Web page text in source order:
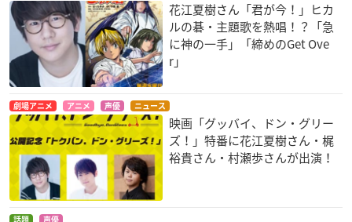
花江夏樹さん「君が今！」ヒカ
ルの碁・主題歌を熱唱！？「急
に神の一手」「締めのGet Ove
r」
劇場アニメ アニメ 声優 ニュース
映画「グッバイ、ドン・グリー
ズ！」特番に花江夏樹さん・梶
裕貴さん・村瀬歩さんが出演！
話題 声優